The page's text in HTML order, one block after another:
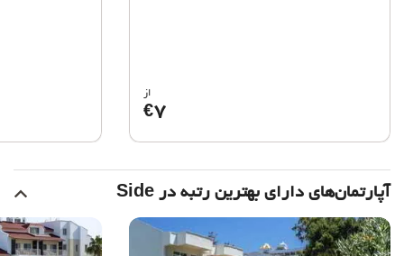
از
€7
آپارتمان‌های دارای بهترین رتبه در Side